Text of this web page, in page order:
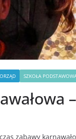
SZKOŁA
zabawy